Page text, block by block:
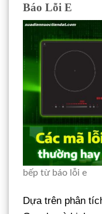
Báo Lỗi E
bếp từ báo lỗi e
Dựa trên phân